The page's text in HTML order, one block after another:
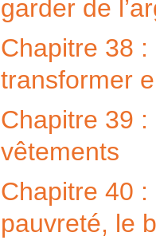
garder de
Chapitre 38 :
transformer
Chapitre 39
vêtements
Chapitre 40
pauvreté, le